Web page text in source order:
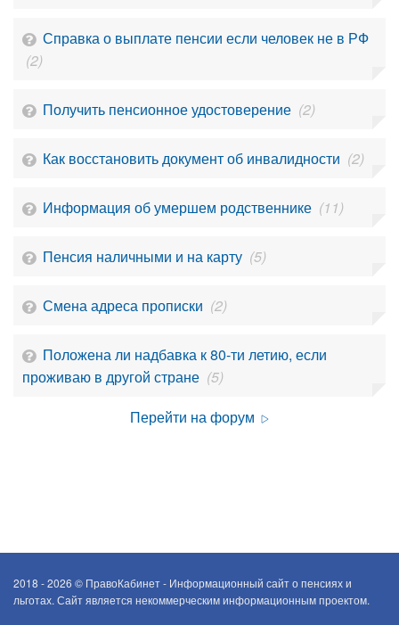
Справка о выплате пенсии если человек не в РФ
(2)
Получить пенсионное удостоверение (2)
Как восстановить документ об инвалидности (2)
Информация об умершем родственнике (11)
Пенсия наличными и на карту (5)
Смена адреса прописки (2)
Положена ли надбавка к 80-ти летию, если
проживаю в другой стране (5)
Перейти на форум
2018 - 2026 © ПравоКабинет - Информационный сайт о пенсиях и
льготах. Сайт является некоммерческим информационным проектом.